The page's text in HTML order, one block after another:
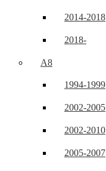
2014-2018
2018-
A8
1994-1999
2002-2005
2002-2010
2005-2007